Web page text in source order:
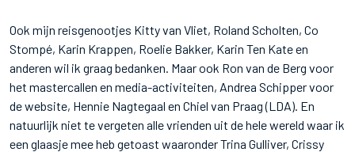
Ook mijn reisgenootjes Kitty van Vliet, Roland Scholten, Co
Stompé, Karin Krappen, Roelie Bakker, Karin Ten Kate en
anderen wil ik graag bedanken. Maar ook Ron van de Berg voor
het mastercallen en media-activiteiten, Andrea Schipper voor
de website, Hennie Nagtegaal en Chiel van Praag (LDA). En
natuurlijk niet te vergeten alle vrienden uit de hele wereld waar ik
een glaasje mee heb getoast waaronder Trina Gulliver, Crissy